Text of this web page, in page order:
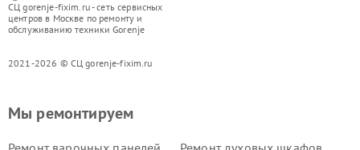
СЦ gorenje-fixim.ru - сеть сервисных
центров в Москве по ремонту и
обслуживанию техники Gorenje
2021-2026 © СЦ gorenje-fixim.ru
Мы ремонтируем